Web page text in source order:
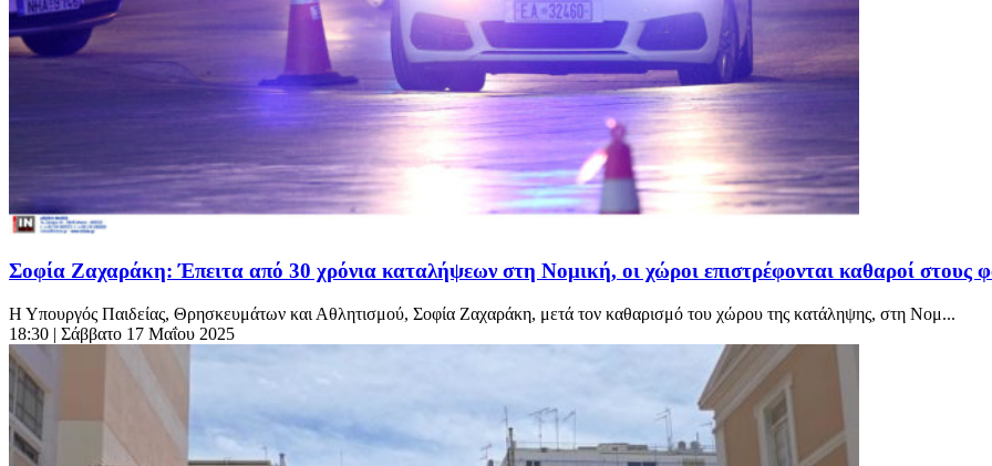
Σοφία Ζαχαράκη: Έπειτα από 30 χρόνια καταλήψεων στη Νομική, οι χώροι επιστρέφονται καθαροί στους
Η Υπουργός Παιδείας, Θρησκευμάτων και Αθλητισμού, Σοφία Ζαχαράκη, μετά τον καθαρισμό του χώρου της κατάληψης, στη Νομ...
18:30 | Σάββατο 17 Μαΐου 2025